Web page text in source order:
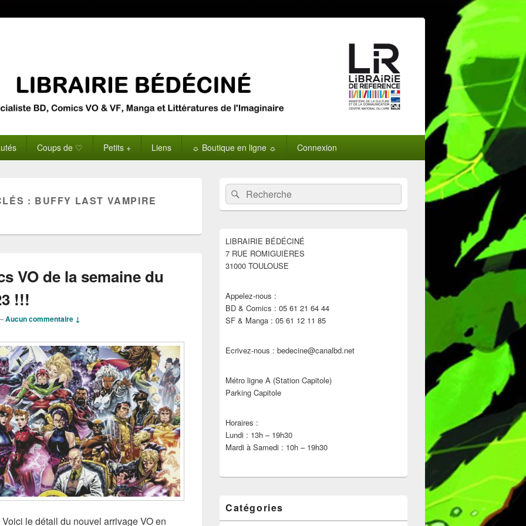
Coups de ♡ Petits + Liens ☼ Boutique en ligne ☼ Connexion
: BUFFY LAST VAMPIRE
VO de la semaine du
!!!
Aucun commentaire ↓
le détail du nouvel arrivage VO en
Zone
principale
de
widget
barre
latérale
Recherche :Rechercher
LIBRAIRIE BÉDÉCINÉ
7 RUE ROMIGUIÈRES
31000 TOULOUSE
Appelez-nous :
BD & Comics : 05 61 21 64 44
SF & Manga : 05 61 12 11 85
Ecrivez-nous : bedecine@canalbd.net
Métro ligne A (Station Capitole)
Parking Capitole
Horaires :
Lundi : 13h – 19h30
Mardi à Samedi : 10h – 19h30
Catégories